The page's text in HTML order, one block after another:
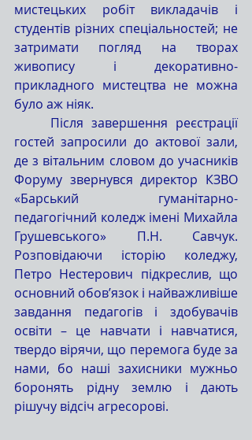
мистецьких робіт викладачів і
студентів різних спеціальностей; не
затримати погляд на творах
живопису і декоративно-
прикладного мистецтва не можна
було аж ніяк.
гостей запросили до актової зали,
де з вітальним словом до учасників
Форуму звернувся директор КЗВО
«Барський гуманітарно-
педагогічний коледж імені Михайла
Грушевського» П.Н. Савчук.
Розповідаючи історію коледжу,
Петро Нестерович підкреслив, що
основний обов’язок і найважливіше
завдання педагогів і здобувачів
освіти – це навчати і навчатися,
твердо вірячи, що перемога буде за
нами, бо наші захисники мужньо
боронять рідну землю і дають
рішучу відсіч агресорові.